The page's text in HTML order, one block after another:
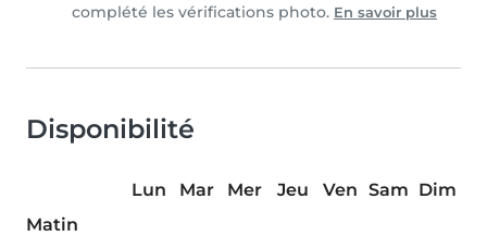
complété les vérifications photo. En savoir plus
Disponibilité
Lun Mar Mer Jeu Ven Sam Dim
Matin